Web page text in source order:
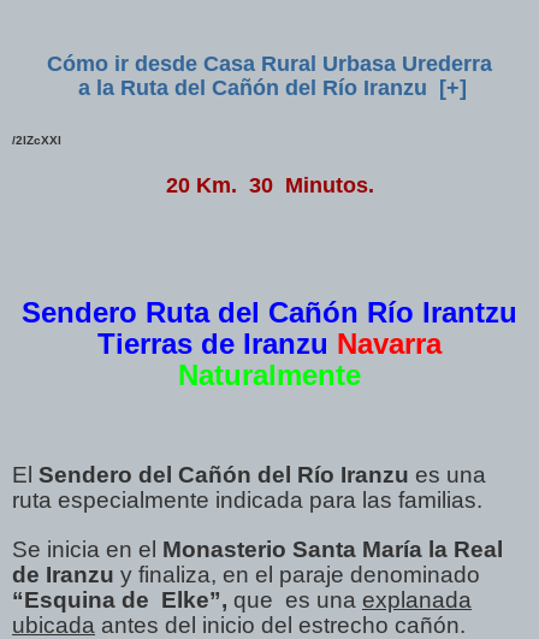
Cómo ir desde Casa Rural Urbasa Urederra
a la Ruta del Cañón del Río Iranzu [+]
/2IZcXXI
20 Km. 30 Minutos.
Sendero Ruta del Cañón Río Irantzu
Tierras de Iranzu Navarra
Naturalmente
El Sendero del Cañón del Río Iranzu es una
ruta especialmente indicada para las familias.
Se inicia en el Monasterio Santa María la Real
de Iranzu y finaliza, en el paraje denominado
“Esquina de Elke”, que es una explanada
ubicada antes del inicio del estrecho cañón.